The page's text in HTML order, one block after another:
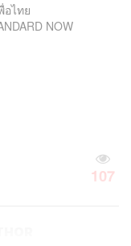
อไทย
NOW
107